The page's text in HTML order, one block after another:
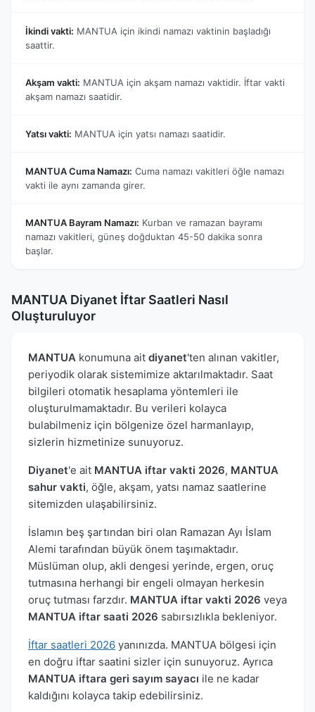
İkindi vakti: MANTUA için ikindi namazı vaktinin başladığı
saattir.
Akşam vakti: MANTUA için akşam namazı vaktidir. İftar vakti
akşam namazı saatidir.
Yatsı vakti: MANTUA için yatsı namazı saatidir.
MANTUA Cuma Namazı: Cuma namazı vakitleri öğle namazı
vakti ile aynı zamanda girer.
MANTUA Bayram Namazı: Kurban ve ramazan bayramı
namazı vakitleri, güneş doğduktan 45-50 dakika sonra
başlar.
MANTUA Diyanet İftar Saatleri Nasıl
Oluşturuluyor
MANTUA konumuna ait diyanet'ten alınan vakitler,
periyodik olarak sistemimize aktarılmaktadır. Saat
bilgileri otomatik hesaplama yöntemleri ile
oluşturulmamaktadır. Bu verileri kolayca
bulabilmeniz için bölgenize özel harmanlayıp,
sizlerin hizmetinize sunuyoruz.
Diyanet'e ait MANTUA iftar vakti 2026, MANTUA
sahur vakti, öğle, akşam, yatsı namaz saatlerine
sitemizden ulaşabilirsiniz.
İslamın beş şartından biri olan Ramazan Ayı İslam
Alemi tarafından büyük önem taşımaktadır.
Müslüman olup, akli dengesi yerinde, ergen, oruç
tutmasına herhangi bir engeli olmayan herkesin
oruç tutması farzdır. MANTUA iftar vakti 2026 veya
MANTUA iftar saati 2026 sabırsızlıkla bekleniyor.
İftar saatleri 2026 yanınızda. MANTUA bölgesi için
en doğru iftar saatini sizler için sunuyoruz. Ayrıca
MANTUA iftara geri sayım sayacı ile ne kadar
kaldığını kolayca takip edebilirsiniz.